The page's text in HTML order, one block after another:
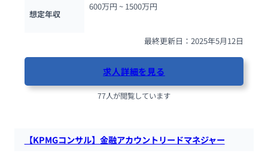
想定年収
600万円 ~ 1500万円
最終更新日：2025年5月12日
求人詳細を見る
77人が閲覧しています
【KPMGコンサル】金融アカウントリードマネジャー